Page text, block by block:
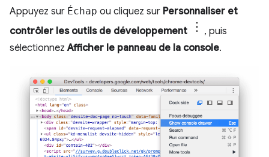
Appuyez sur Échap ou cliquez sur Personnaliser et
contrôler les outils de développement
, puis
sélectionnezAfficher le panneau de la console.